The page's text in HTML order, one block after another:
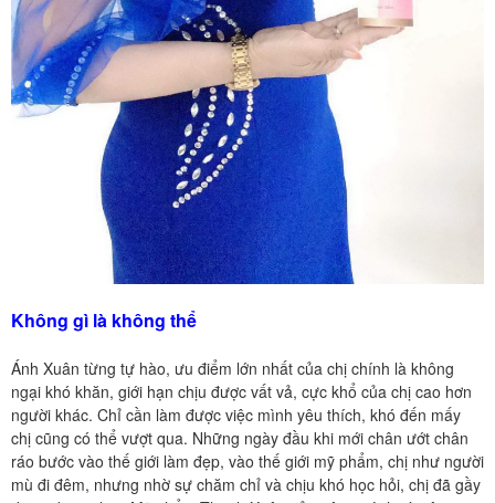
Không gì là không thể
Ánh Xuân từng tự hào, ưu điểm lớn nhất của chị chính là không
ngại khó khăn, giới hạn chịu được vất vả, cực khổ của chị cao hơn
người khác. Chỉ cần làm được việc mình yêu thích, khó đến mấy
chị cũng có thể vượt qua. Những ngày đầu khi mới chân ướt chân
ráo bước vào thế giới làm đẹp, vào thế giới mỹ phẩm, chị như người
mù đi đêm, nhưng nhờ sự chăm chỉ và chịu khó học hỏi, chị đã gầy